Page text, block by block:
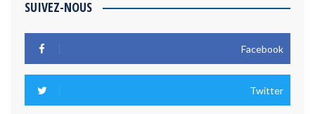
SUIVEZ-NOUS
Facebook
Twitter